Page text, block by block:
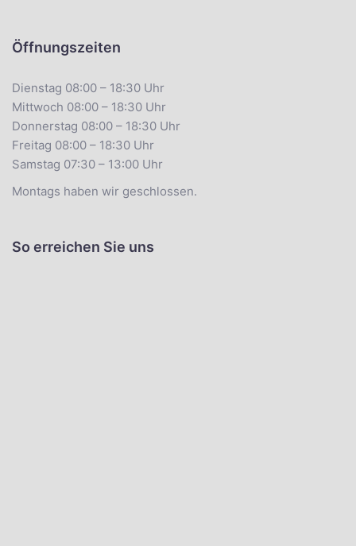
Öffnungszeiten
Dienstag 08:00 – 18:30 Uhr
Mittwoch 08:00 – 18:30 Uhr
Donnerstag 08:00 – 18:30 Uhr
Freitag 08:00 – 18:30 Uhr
Samstag 07:30 – 13:00 Uhr
Montags haben wir geschlossen.
So erreichen Sie uns